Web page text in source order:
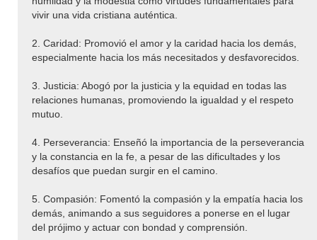
vivir una vida cristiana auténtica.
2. Caridad: Promovió el amor y la caridad hacia los demás,
especialmente hacia los más necesitados y desfavorecidos.
3. Justicia: Abogó por la justicia y la equidad en todas las
relaciones humanas, promoviendo la igualdad y el respeto
mutuo.
4. Perseverancia: Enseñó la importancia de la perseverancia
y la constancia en la fe, a pesar de las dificultades y los
desafíos que puedan surgir en el camino.
5. Compasión: Fomentó la compasión y la empatía hacia los
demás, animando a sus seguidores a ponerse en el lugar
del prójimo y actuar con bondad y comprensión.